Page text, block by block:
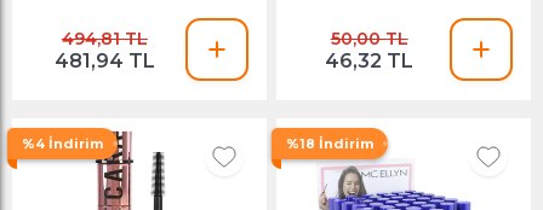
494,81 TL
481,94 TL
50,00 TL
46,32 TL
%4 İndirim %18 İndirim